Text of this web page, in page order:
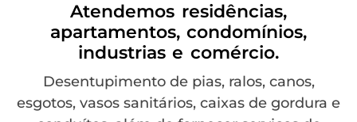
Atendemos residências,
apartamentos, condomínios,
industrias e comércio.
Desentupimento de pias, ralos, canos,
esgotos, vasos sanitários, caixas de gordura e